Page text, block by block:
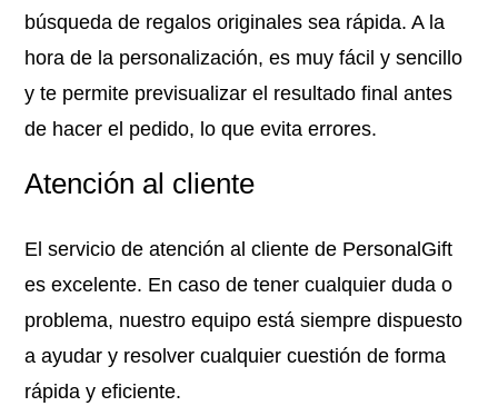
búsqueda de regalos originales sea rápida. A la
hora de la personalización, es muy fácil y sencillo
y te permite previsualizar el resultado final antes
de hacer el pedido, lo que evita errores.
Atención al cliente
El servicio de atención al cliente de PersonalGift
es excelente. En caso de tener cualquier duda o
problema, nuestro equipo está siempre dispuesto
a ayudar y resolver cualquier cuestión de forma
rápida y eficiente.